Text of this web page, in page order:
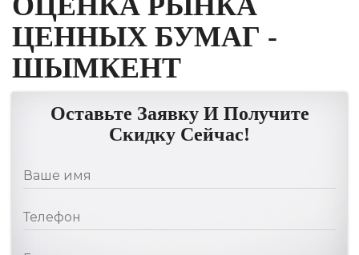
ЦЕННЫХ БУМАГ -
ШЫМКЕНТ
Оставьте Заявку И Получите
Скидку Сейчас!